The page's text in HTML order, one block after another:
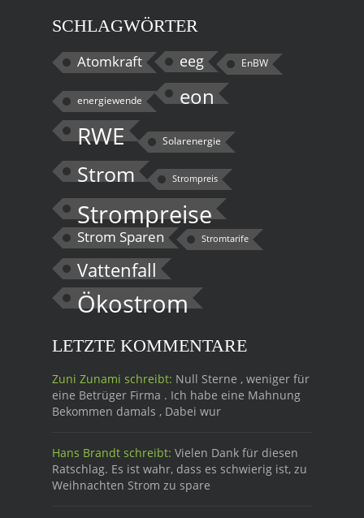
SCHLAGWÖRTER
Atomkraft eeg EnBW
energiewende eon
RWE Solarenergie
Strom Strompreis
Strompreise
Strom Sparen Stromtarife
Vattenfall
Ökostrom
LETZTE KOMMENTARE
Zuni Zunami schreibt: Null Sterne , weniger für
eine Betrüger Firma . Ich habe eine Mahnung
Bekommen damals , Dabei wur
Hans Brandt schreibt: Vielen Dank für diesen
Ratschlag. Es ist wahr, dass es schwierig ist, zu
Weihnachten Strom zu spare